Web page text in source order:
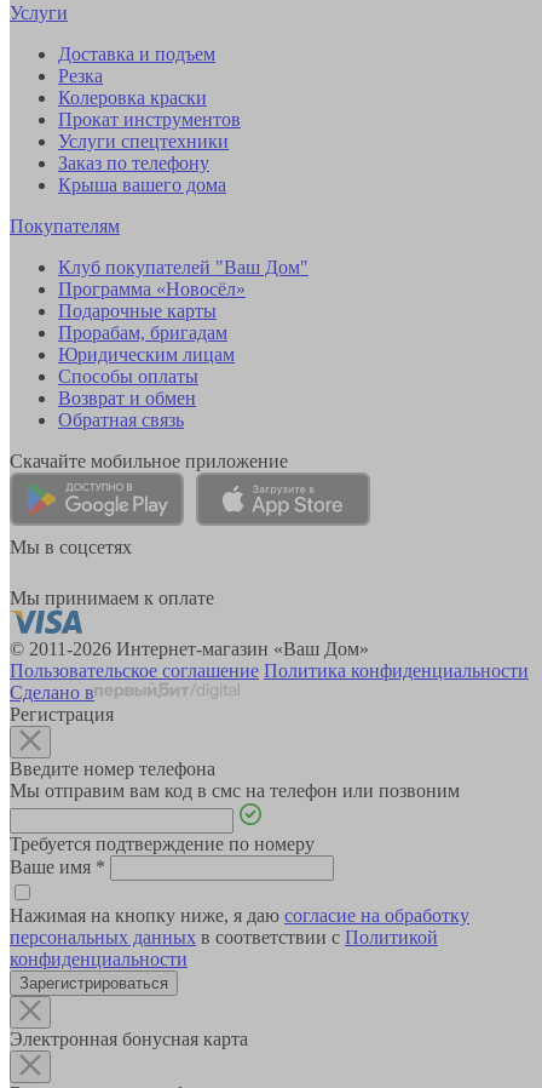
Услуги
Доставка и подъем
Резка
Колеровка краски
Прокат инструментов
Услуги спецтехники
Заказ по телефону
Крыша вашего дома
Покупателям
Клуб покупателей "Ваш Дом"
Программа «Новосёл»
Подарочные карты
Прорабам, бригадам
Юридическим лицам
Способы оплаты
Возврат и обмен
Обратная связь
Скачайте мобильное приложение
Мы в соцсетях
Мы принимаем к оплате
© 2011-2026 Интернет-магазин «Ваш Дом»
Пользовательское соглашение Политика конфиденциальности
Сделано в
Регистрация
Введите номер телефона
Мы отправим вам код в смс на телефон или позвоним
Требуется подтверждение по номеру
Ваше имя *
Нажимая на кнопку ниже, я даю согласие на обработку
персональных данных в соответствии с Политикой
конфиденциальности
Зарегистрироваться
Электронная бонусная карта